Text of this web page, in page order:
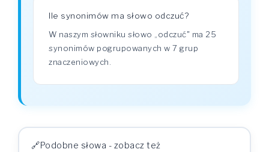
Ile synonimów ma słowo odczuć?
W naszym słowniku słowo „odczuć" ma 25
synonimów pogrupowanych w 7 grup
znaczeniowych.
Podobne słowa - zobacz też